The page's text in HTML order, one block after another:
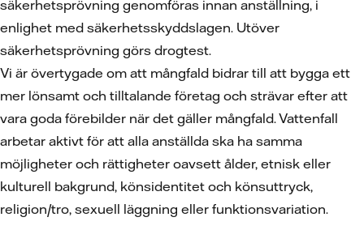
säkerhetsprövning genomföras innan anställning, i
enlighet med säkerhetsskyddslagen. Utöver
säkerhetsprövning görs drogtest.
Vi är övertygade om att mångfald bidrar till att bygga ett
mer lönsamt och tilltalande företag och strävar efter att
vara goda förebilder när det gäller mångfald. Vattenfall
arbetar aktivt för att alla anställda ska ha samma
möjligheter och rättigheter oavsett ålder, etnisk eller
kulturell bakgrund, könsidentitet och könsuttryck,
religion/tro, sexuell läggning eller funktionsvariation.